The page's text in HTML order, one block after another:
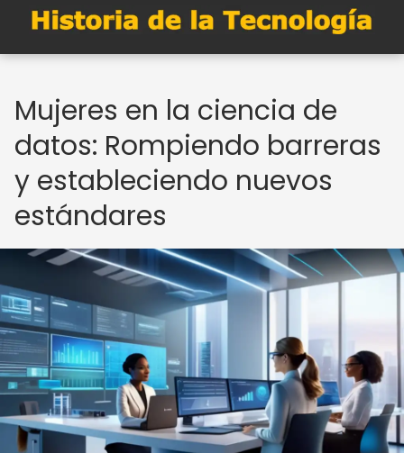
Mujeres en la ciencia de
datos: Rompiendo barreras
y estableciendo nuevos
estándares